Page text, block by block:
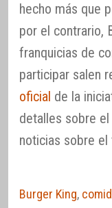
hecho más que
por el contrario,
franquicias de
participar salen
oficial de la
detalles sobre
noticias sobre el
Burger King,